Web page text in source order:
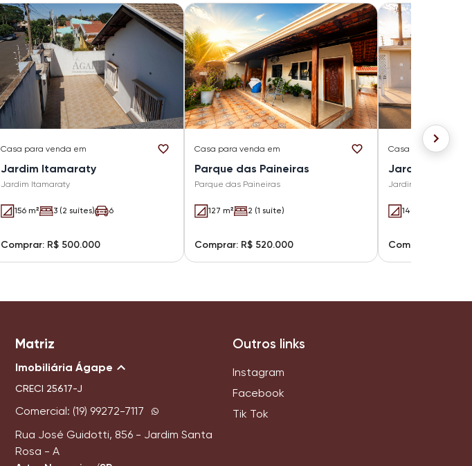
Casa para venda em
Jardim Itamaraty
Jardim Itamaraty
156 m² 3 (2 suítes) 6
Comprar: R$ 500.000
Casa para venda em
Parque das Paineiras
Parque das Paineiras
127 m² 2 (1 suíte)
Comprar: R$ 520.000
Casa para venda
Jardim Bela
Jardim Bela Vista II
140.37 m²
Comprar: R$
Matriz
Imobiliária Ágape
CRECI 25617-J
Comercial: (19) 99272-7117
Rua José Guidotti, 856 - Jardim Santa
Rosa - A
Outros links
Instagram
Facebook
Tik Tok